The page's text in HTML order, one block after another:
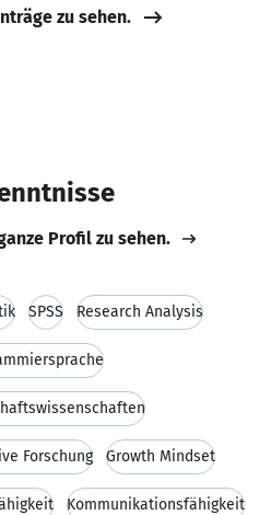
zu sehen.
Profil zu sehen.
SPSS Research Analysis
Forschung Growth Mindset
Kommunikationsfähigkeit